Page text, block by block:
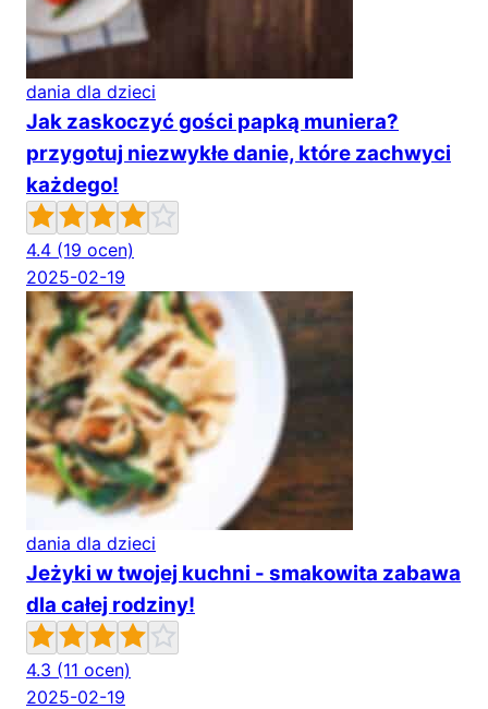
dania dla dzieci
Jak zaskoczyć gości papką muniera?
przygotuj niezwykłe danie, które zachwyci
każdego!
4.4 (19 ocen)
2025-02-19
dania dla dzieci
Jeżyki w twojej kuchni - smakowita zabawa
dla całej rodziny!
4.3 (11 ocen)
2025-02-19